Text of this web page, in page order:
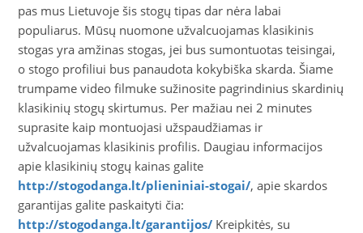
pas mus Lietuvoje šis stogų tipas dar nėra labai
populiarus. Mūsų nuomone užvalcuojamas klasikinis
stogas yra amžinas stogas, jei bus sumontuotas teisingai,
o stogo profiliui bus panaudota kokybiška skarda. Šiame
trumpame video filmuke sužinosite pagrindinius skardinių
klasikinių stogų skirtumus. Per mažiau nei 2 minutes
suprasite kaip montuojasi užspaudžiamas ir
užvalcuojamas klasikinis profilis. Daugiau informacijos
apie klasikinių stogų kainas galite
http://stogodanga.lt/plieniniai-stogai/, apie skardos
garantijas galite paskaityti čia:
http://stogodanga.lt/garantijos/ Kreipkitės, su